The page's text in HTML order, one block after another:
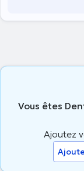
Vous êtes
Ajoutez